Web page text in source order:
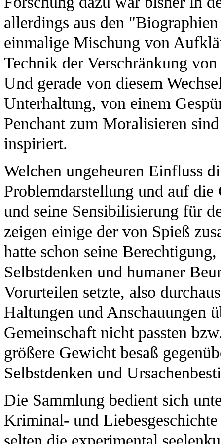
allerdings aus den
einmalige Mischung von
Technik der Verschränkung
Und gerade von diesem
Unterhaltung, von einem
Penchant zum Moralisieren
inspiriert.
Welchen ungeheuren Einfluss
Problemdarstellung und auf
und seine Sensibilisierung für
zeigen einige der von Spieß
hatte schon seine
Selbstdenken und humaner
Vorurteilen setzte, also
Haltungen und Anschauungen
Gemeinschaft nicht passten
größere Gewicht besaß
Selbstdenken und
Die Sammlung bedient sich
Kriminal- und
selten die experimental